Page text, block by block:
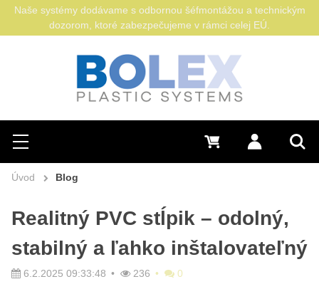
Hľadať
Menu Prihlásiť sa
0 €
Naše systémy dodávame s odbornou šéfmontážou a technickým
dozorom, ktoré zabezpečujeme v rámci celej EÚ.
Úvod Blog
Realitný PVC stĺpik – odolný,
stabilný a ľahko inštalovateľný
6.2.2025 09:33:48 236 0